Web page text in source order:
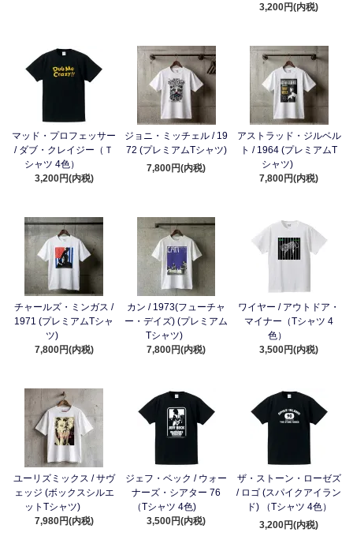
3,200円(内税)
マッド・プロフェッサー
/ ダブ・クレイジー（Ｔ
シャツ 4色）
3,200円(内税)
ジョニ・ミッチェル / 19
72 (プレミアムTシャツ)
7,800円(内税)
アストラッド・ジルベル
ト / 1964 (プレミアムT
シャツ)
7,800円(内税)
チャールズ・ミンガス /
1971 (プレミアムTシャ
ツ)
7,800円(内税)
カン / 1973(フューチャ
ー・デイズ) (プレミアム
Tシャツ)
7,800円(内税)
ワイヤー / アウトドア・
マイナー（Tシャツ 4
色）
3,500円(内税)
ユーリズミックス / サヴ
ェッジ (ボックスシルエ
ットTシャツ)
7,980円(内税)
ジェフ・ベック / ウォー
ナーズ・シアター 76
（Tシャツ 4色)
3,500円(内税)
ザ・ストーン・ローゼズ
/ ロゴ (スパイクアイラン
ド) （Tシャツ 4色）
3,200円(内税)